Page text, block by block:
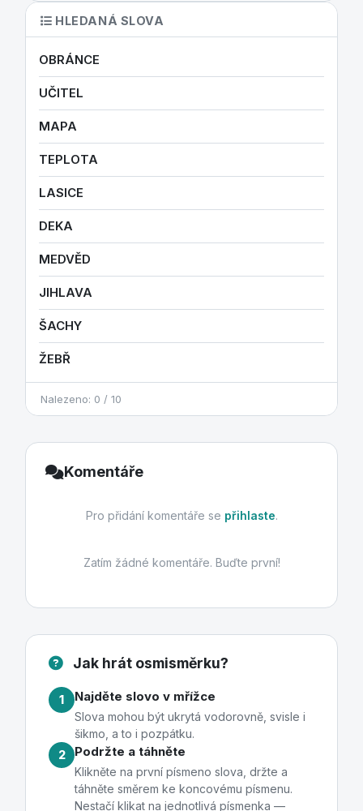
HLEDANÁ SLOVA
OBRÁNCE
UČITEL
MAPA
TEPLOTA
LASICE
DEKA
MEDVĚD
JIHLAVA
ŠACHY
ŽEBŘ
Nalezeno: 0 / 10
Komentáře
Pro přidání komentáře se přihlaste.
Zatím žádné komentáře. Buďte první!
Jak hrát osmisměrku?
1 Najděte slovo v mřížce
Slova mohou být ukrytá vodorovně, svisle i
šikmo, a to i pozpátku.
2
Podržte a táhněte
Klikněte na první písmeno slova, držte a
táhněte směrem ke koncovému písmenu.
Nestačí klikat na jednotlivá písmenka —